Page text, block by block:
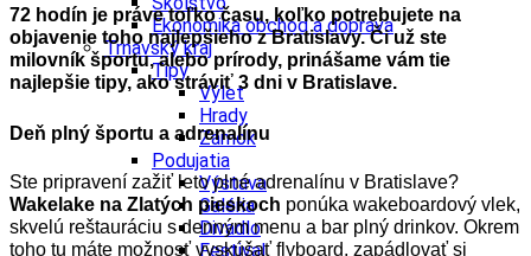
Ekonomika obchod a doprava
Trnavský kraj
Tipy
Výlet
Hrady
Zámok
Podujatia
Výstava
Galéria
Divadlo
Festival
72 hodín je práve toľko času, koľko potrebujete na
objavenie toho najlepšieho z Bratislavy. Či už ste
milovník športu, alebo prírody, prinášame vám tie
najlepšie tipy, ako stráviť 3 dni v Bratislave.
Deň plný športu a adrenalínu
Ste pripravení zažiť leto plné adrenalínu v Bratislave?
Wakelake na Zlatých pieskoch ponúka wakeboardový vlek,
skvelú reštauráciu s denným menu a bar plný drinkov. Okrem
toho tu máte možnosť vyskúšať flyboard, zapádlovať si